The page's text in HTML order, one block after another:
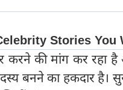
करने की मांग कर रहा
बनने का हकदार है।